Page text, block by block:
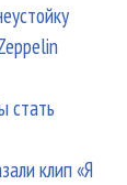
стать
клип «Я